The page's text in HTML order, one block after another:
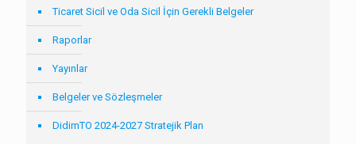
Ticaret Sicil ve Oda Sicil İçin Gerekli Belgeler
Raporlar
Yayınlar
Belgeler ve Sözleşmeler
DidimTO 2024-2027 Stratejik Plan